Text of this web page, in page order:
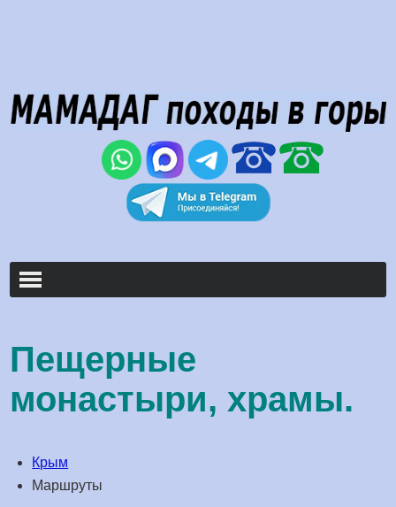
Пещерные
монастыри, храмы.
Крым
Маршруты